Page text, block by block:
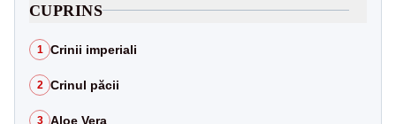
CUPRINS
1 Crinii imperiali
2 Crinul păcii
3 Aloe Vera